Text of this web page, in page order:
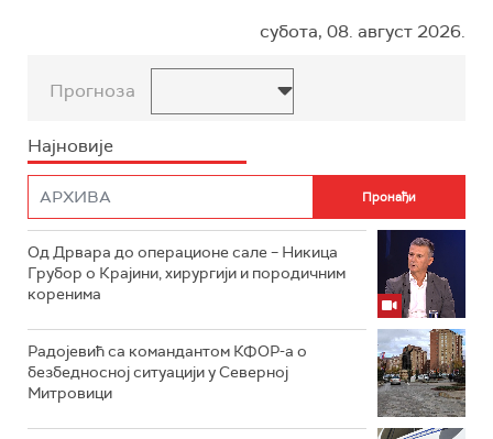
субота, 08. август 2026.
Прогноза
Најновије
Од Дрвара до операционе сале – Никица
Грубор о Крајини, хирургији и породичним
коренима
Радојевић са командантом КФОР-а о
безбедносној ситуацији у Северној
Митровици